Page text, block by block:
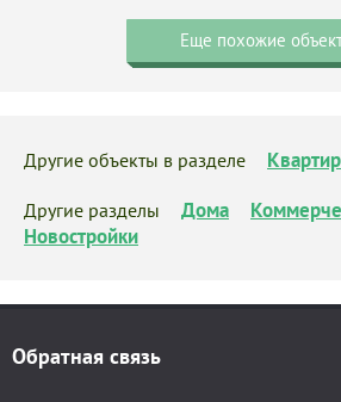
Еще похожие
Другие объекты в разделе
Другие разделы Дома
Новостройки
Обратная связь